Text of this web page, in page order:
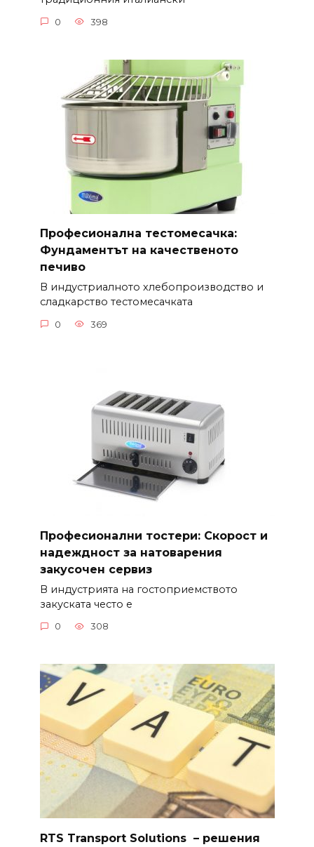
0 398
Професионална тестомесачка:
Фундаментът на качественото
печиво
В индустриалното хлебопроизводство и
сладкарство тестомесачката
0 369
Професионални тостери: Скорост и
надеждност за натоварения
закусочен сервиз
В индустрията на гостоприемството
закуската често е
0 308
RTS Transport Solutions – решения